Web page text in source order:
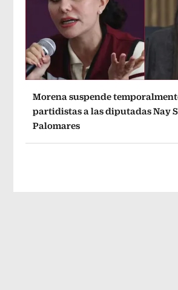
Morena suspende
partidistas a las diputadas Nay
Palomares